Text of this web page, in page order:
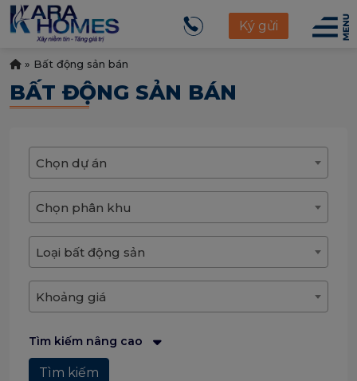
Ký gửi
» Bất động sản bán
BẤT ĐỘNG SẢN BÁN
Chọn dự án
Chọn phân khu
Loại bất động sản
Khoảng giá
Tìm kiếm nâng cao
Tìm kiếm